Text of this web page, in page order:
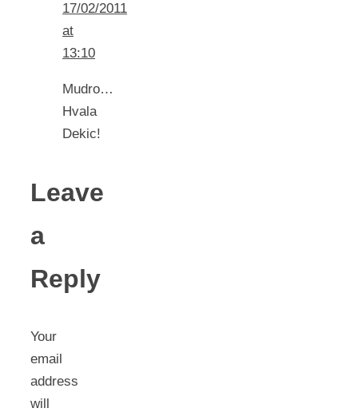
17/02/2011
at
13:10
Mudro…
Hvala
Dekic!
Leave
a
Reply
Your
email
address
will